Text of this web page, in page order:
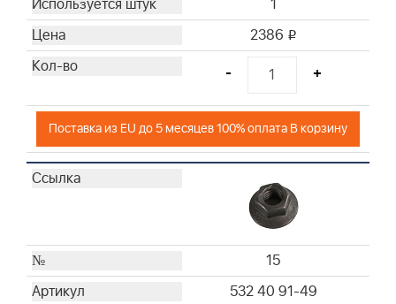
1
2386 i
- +
Поставка из EU до 5 месяцев 100% оплата В корзину
15
532 40 91-49